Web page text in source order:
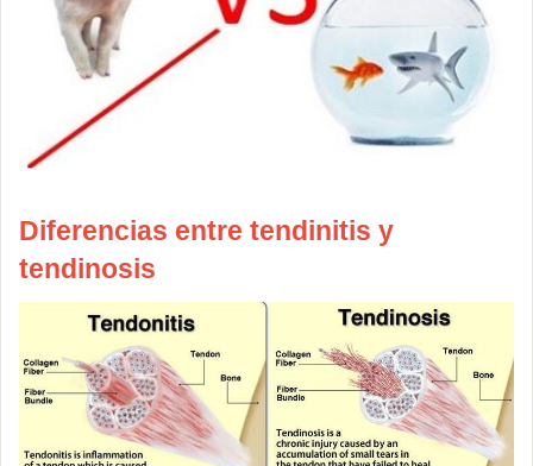
Diferencias entre tendinitis y
tendinosis